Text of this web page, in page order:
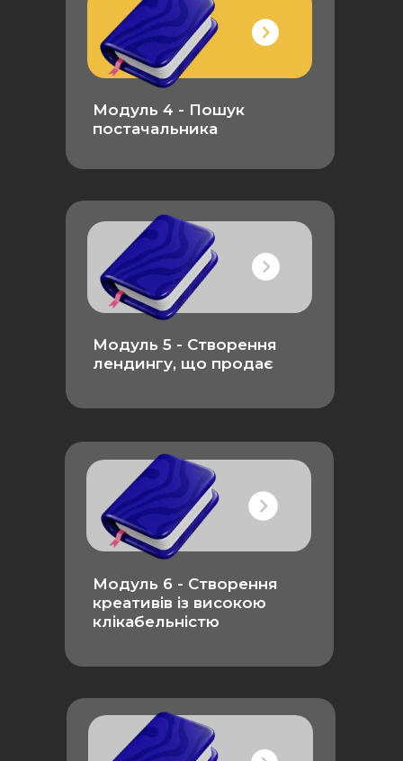
Модуль 4 - Пошук
постачальника
Модуль 5 - Створення
лендингу, що продає
Модуль 6 - Створення
креативів із високою
клікабельністю